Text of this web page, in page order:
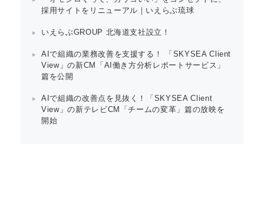
採用サイトをリニューアル｜いえらぶ琉球
いえらぶGROUP 北海道支社設立！
AIで組織の業務改善を支援する！ 「SKYSEA Client
View」の新CM「AI働き方分析レポートサービス」
篇を公開
AIで組織の改善点を見抜く！「SKYSEA Client
View」の新テレビCM「チームの変革」篇の放映を
開始